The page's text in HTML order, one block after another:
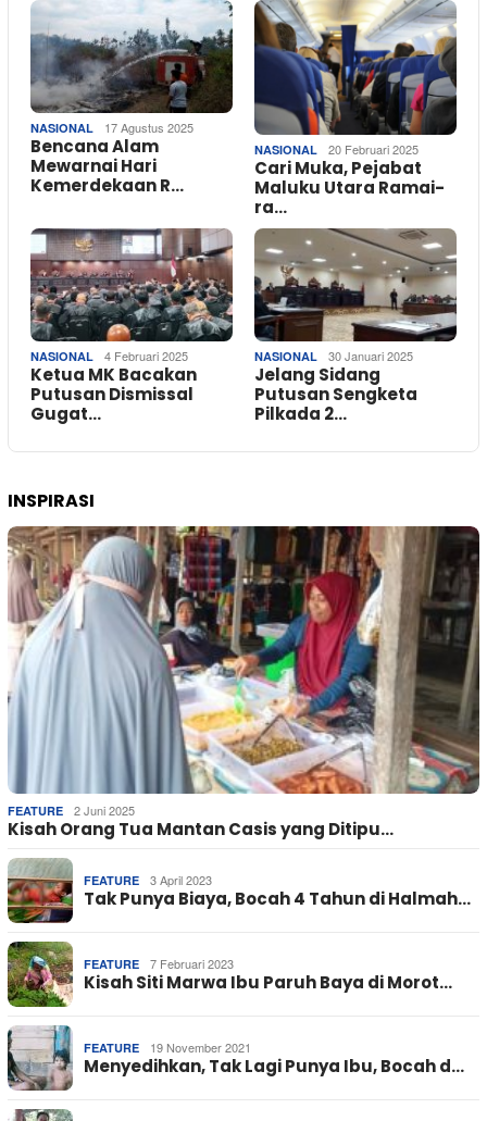
NASIONAL 17 Agustus 2025
Bencana Alam
Mewarnai Hari
Kemerdekaan R…
NASIONAL 20 Februari 2025
Cari Muka, Pejabat
Maluku Utara Ramai-
ra…
NASIONAL 4 Februari 2025
Ketua MK Bacakan
Putusan Dismissal
Gugat…
NASIONAL 30 Januari 2025
Jelang Sidang
Putusan Sengketa
Pilkada 2…
INSPIRASI
FEATURE 2 Juni 2025
Kisah Orang Tua Mantan Casis yang Ditipu…
FEATURE 3 April 2023
Tak Punya Biaya, Bocah 4 Tahun di Halmah…
FEATURE 7 Februari 2023
Kisah Siti Marwa Ibu Paruh Baya di Morot…
FEATURE 19 November 2021
Menyedihkan, Tak Lagi Punya Ibu, Bocah d…